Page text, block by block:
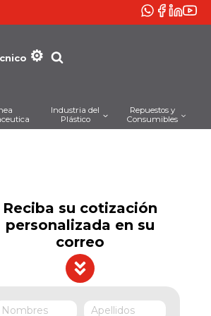
Industria del
Plástico
Repuestos y
Consumibles
Reciba su cotización
personalizada en su
correo